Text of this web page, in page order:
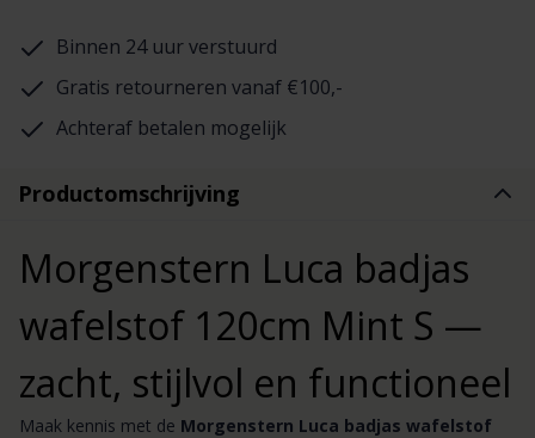
Binnen 24 uur verstuurd
Gratis retourneren vanaf €100,-
Achteraf betalen mogelijk
Productomschrijving
Morgenstern Luca badjas
wafelstof 120cm Mint S —
zacht, stijlvol en functioneel
Maak kennis met de Morgenstern Luca badjas wafelstof